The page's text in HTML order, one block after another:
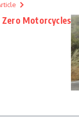
Zero Motorcycles